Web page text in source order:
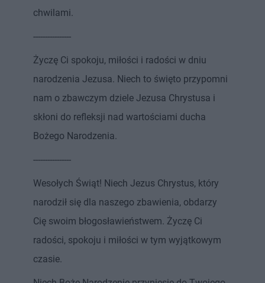
chwilami.
----------------
Życzę Ci spokoju, miłości i radości w dniu
narodzenia Jezusa. Niech to święto przypomni
nam o zbawczym dziele Jezusa Chrystusa i
skłoni do refleksji nad wartościami ducha
Bożego Narodzenia.
----------------
Wesołych Świąt! Niech Jezus Chrystus, który
narodził się dla naszego zbawienia, obdarzy
Cię swoim błogosławieństwem. Życzę Ci
radości, spokoju i miłości w tym wyjątkowym
czasie.